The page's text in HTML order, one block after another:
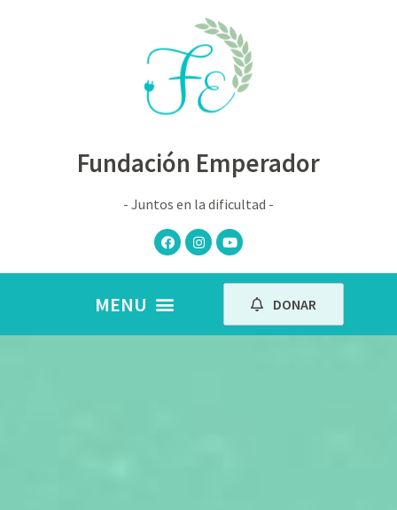
Fundación Emperador
- Juntos en la dificultad -
DONAR